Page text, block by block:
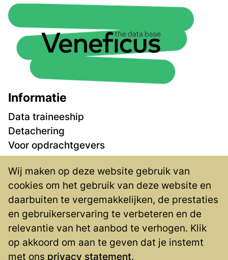
Informatie
Data traineeship
Detachering
Voor opdrachtgevers
Vacatures
Over ons
Contact
Privacy
Contact
Blaak 555
Wij maken op deze website gebruik van
cookies om het gebruik van deze website en
daarbuiten te vergemakkelijken, de prestaties
en gebruikerservaring te verbeteren en de
relevantie van het aanbod te verhogen. Klik
op akkoord om aan te geven dat je instemt
met ons privacy statement.